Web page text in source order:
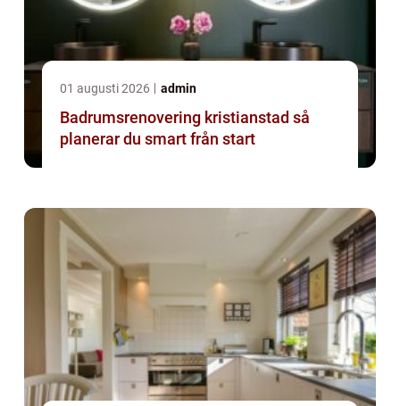
01 augusti 2026 admin
Badrumsrenovering kristianstad så
planerar du smart från start